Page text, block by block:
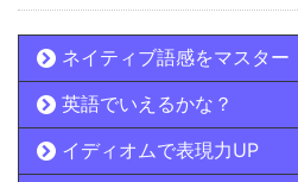
ネイティブ語感をマスター
英語でいえるかな？
イディオムで表現力UP